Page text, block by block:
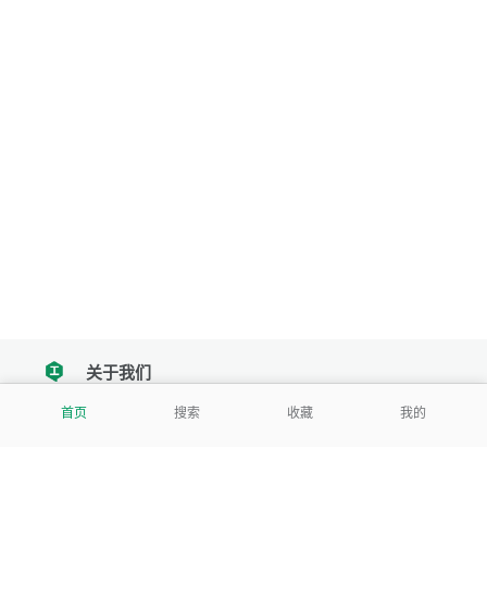
首页 搜索 收藏 我的
tencent关于我们
我们努力把每一个工具做成批量处理的产品